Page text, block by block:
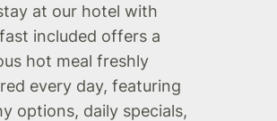
at our hotel with
included offers a
hot meal freshly
every day, featuring
options, daily specials,